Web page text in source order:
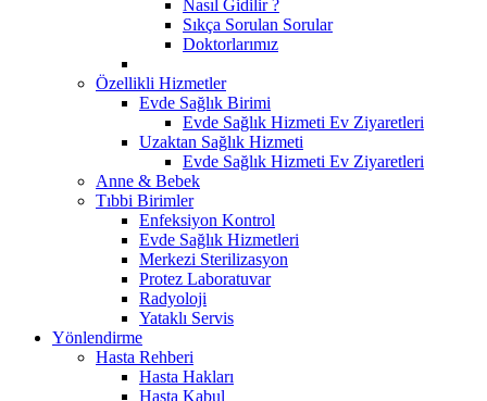
Nasıl Gidilir ?
Sıkça Sorulan Sorular
Doktorlarımız
Özellikli Hizmetler
Evde Sağlık Birimi
Evde Sağlık Hizmeti Ev Ziyaretleri
Uzaktan Sağlık Hizmeti
Evde Sağlık Hizmeti Ev Ziyaretleri
Anne & Bebek
Tıbbi Birimler
Enfeksiyon Kontrol
Evde Sağlık Hizmetleri
Merkezi Sterilizasyon
Protez Laboratuvar
Radyoloji
Yataklı Servis
Yönlendirme
Hasta Rehberi
Hasta Hakları
Hasta Kabul